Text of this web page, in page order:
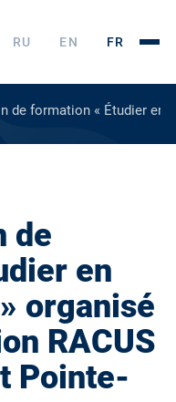
RU EN FR
de formation « Étudier en
de
en
organisé
RACUS
Pointe-